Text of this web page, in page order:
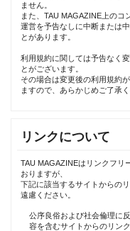
ません。
また、TAU MAGAZINE上のコ
運営を予告なしに中断または
とがあります。
利用規約に関しては予告なく
とがございます。
その場合は変更後の利用規約
ますので、あらかじめご了承く
リンクについて
TAU MAGAZINEはリンクフリ
おりますが、
下記に該当するサイトからの
遠慮ください。
公序良俗および社会倫理に
容を含むサイトからのリンク